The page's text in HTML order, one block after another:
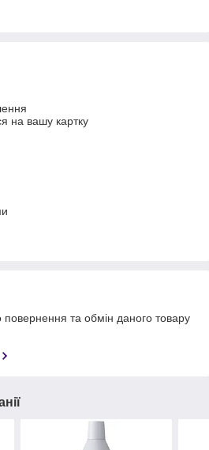
на вашу картку
та обмін даного товару